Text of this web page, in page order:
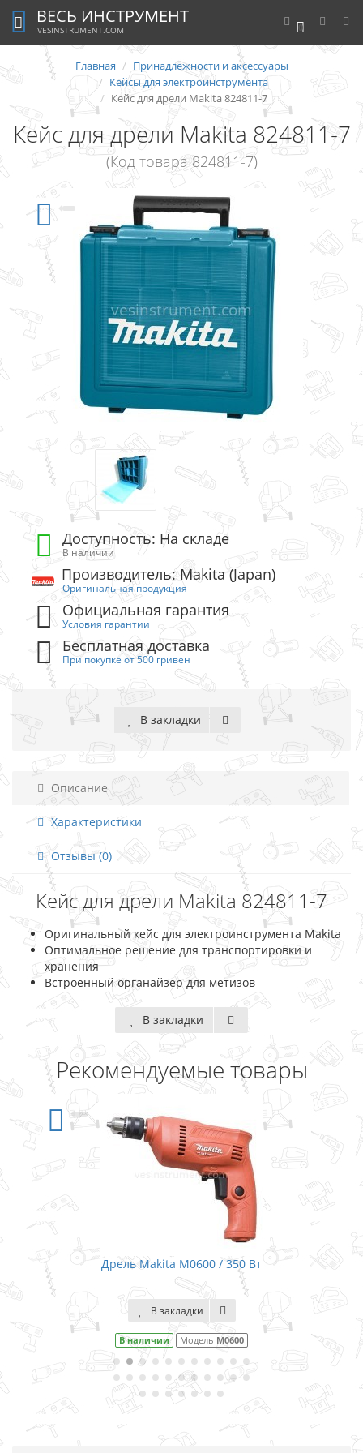
0
ВЕСЬ ИНСТРУМЕНТ
VESINSTRUMENT.COM
Главная
Принадлежности и аксессуары
Кейсы для электроинструмента
Кейс для дрели Makita 824811-7
Кейс для дрели Makita 824811-7
(Код товара 824811-7)
Доступность: На складе
В наличии
Производитель: Makita (Japan)
Оригинальная продукция
Официальная гарантия
Условия гарантии
Бесплатная доставка
При покупке от 500 гривен
В закладки
Описание
Характеристики
Отзывы (0)
Кейс для дрели Makita 824811-7
Оригинальный кейс для электроинструмента Makita
Оптимальное решение для транспортировки и
хранения
Встроенный органайзер для метизов
В закладки
Рекомендуемые товары
350 Вт
-5% СКИДКА
Дрель с ударом Makita
В закладки
В наличии Модель